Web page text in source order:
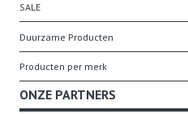
SALE
Duurzame Producten
Producten per merk
ONZE PARTNERS